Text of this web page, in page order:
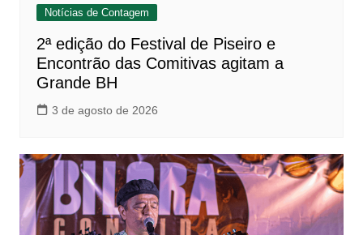
Notícias de Contagem
2ª edição do Festival de Piseiro e
Encontrão das Comitivas agitam a
Grande BH
3 de agosto de 2026